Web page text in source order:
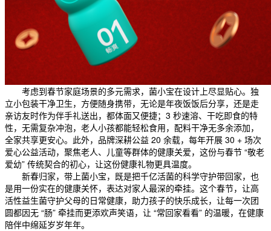
考虑到春节家庭场景的多元需求，菌小宝在设计上尽显贴心。独
立小包装干净卫生，方便随身携带，无论是年夜饭饭后分享，还是走
亲访友时作为伴手礼送出，都体面又便捷；3 秒速溶、干吃即食的特
性，无需复杂冲泡，老人小孩都能轻松食用，配料干净无多余添加，
全家共享更安心。此外，品牌深耕公益 20 余载，每年开展 30 + 场次
爱心公益活动，聚焦老人、儿童等群体的健康关爱，这份与春节 “敬老
爱幼” 传统契合的初心，让这份健康礼物更具温度。
新春归家，带上菌小宝，既是把千亿活菌的科学守护带回家，也
是用一份实在的健康关怀，表达对家人最深的牵挂。这个春节，让高
活性益生菌守护父母的日常健康，助力孩子的快乐成长，让每一次团
圆都因无 “肠” 牵挂而更添欢声笑语，让 “常回家看看” 的温暖，在健康
陪伴中绵延岁岁年年。